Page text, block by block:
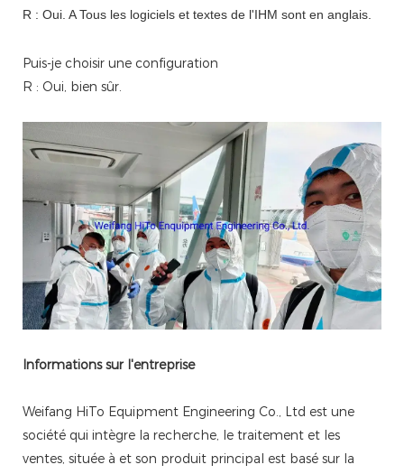
R : Oui. ATous les logiciels et textes de l'IHM sont en anglais.
Puis-je choisir une configuration
R : Oui, bien sûr.
Informations sur l'entreprise
Weifang HiTo Equipment Engineering Co., Ltd est une
société qui intègre la recherche, le traitement et les
ventes, située à et son produit principal est basé sur la